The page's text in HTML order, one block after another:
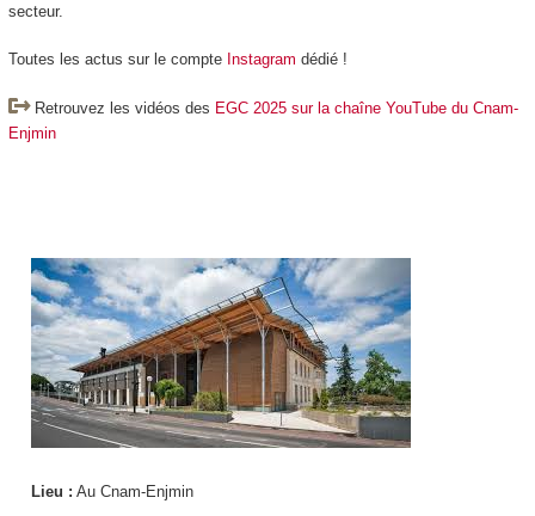
secteur.
Toutes les actus sur le compte Instagram dédié !
Retrouvez les vidéos des EGC 2025 sur la chaîne YouTube du Cnam-
Enjmin
Lieu : Au Cnam-Enjmin